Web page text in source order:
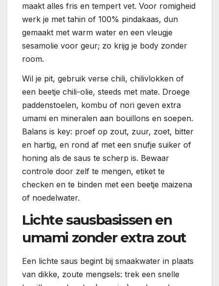
maakt alles fris en tempert vet. Voor romigheid
werk je met tahin of 100% pindakaas, dun
gemaakt met warm water en een vleugje
sesamolie voor geur; zo krijg je body zonder
room.
Wil je pit, gebruik verse chili, chilivlokken of
een beetje chili-olie, steeds met mate. Droege
paddenstoelen, kombu of nori geven extra
umami en mineralen aan bouillons en soepen.
Balans is key: proef op zout, zuur, zoet, bitter
en hartig, en rond af met een snufje suiker of
honing als de saus te scherp is. Bewaar
controle door zelf te mengen, etiket te
checken en te binden met een beetje maizena
of noedelwater.
Lichte sausbasissen en
umami zonder extra zout
Een lichte saus begint bij smaakwater in plaats
van dikke, zoute mengsels: trek een snelle